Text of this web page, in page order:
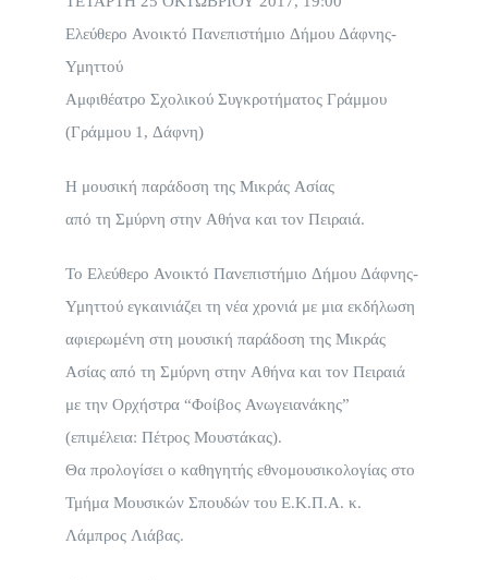
Ελεύθερο Ανοικτό Πανεπιστήμιο Δήμου Δάφνης-
Υμηττού
Αμφιθέατρο Σχολικού Συγκροτήματος Γράμμου
(Γράμμου 1, Δάφνη)
Η μουσική παράδοση της Μικράς Ασίας
από τη Σμύρνη στην Αθήνα και τον Πειραιά.
Το Ελεύθερο Ανοικτό Πανεπιστήμιο Δήμου Δάφνης-
Υμηττού εγκαινιάζει τη νέα χρονιά με μια εκδήλωση
αφιερωμένη στη μουσική παράδοση της Μικράς
Ασίας από τη Σμύρνη στην Αθήνα και τον Πειραιά
με την Ορχήστρα “Φοίβος Ανωγειανάκης”
(επιμέλεια: Πέτρος Μουστάκας).
Θα προλογίσει ο καθηγητής εθνομουσικολογίας στο
Τμήμα Μουσικών Σπουδών του Ε.Κ.Π.Α. κ.
Λάμπρος Λιάβας.